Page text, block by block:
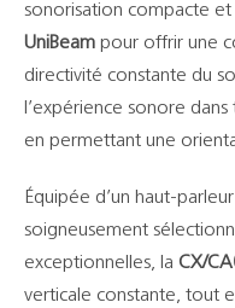
sonorisation compacte
UniBeampour offrir une
directivité constante du
l’expérience sonore
en permettant une
Équipée d’un haut-
soigneusement
exceptionnelles, la CX/
verticale constante, tout